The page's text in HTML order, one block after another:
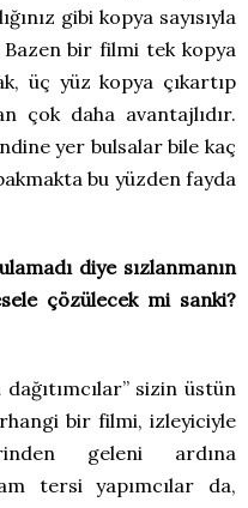
gibi kopya sayısıyla
Bazen bir filmi tek kopya
üç yüz kopya çıkartıp
çok daha avantajlıdır.
yer bulsalar bile kaç
bu yüzden fayda
diye sızlanmanın
çözülecek mi sanki?
dağıtımcılar” sizin üstün
bir filmi, izleyiciyle
geleni ardına
tersi yapımcılar da,